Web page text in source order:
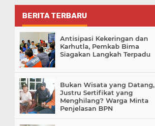
BERITA TERBARU
Antisipasi Kekeringan dan
Karhutla, Pemkab Bima
Siagakan Langkah Terpadu
Bukan Wisata yang Datang,
Justru Sertifikat yang
Menghilang? Warga Minta
Penjelasan BPN